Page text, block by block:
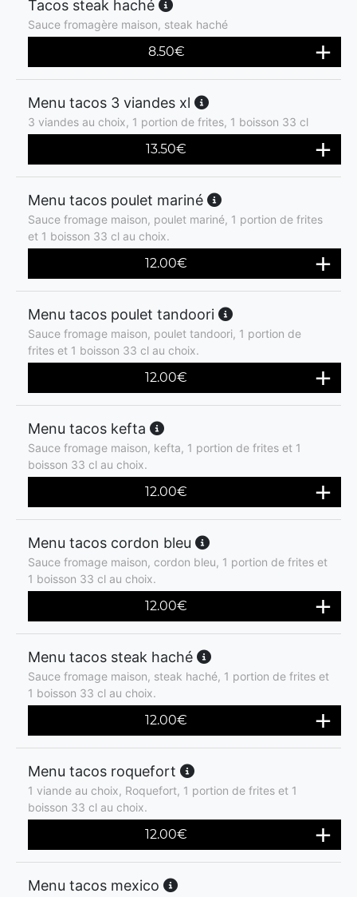
Tacos steak haché
Sauce fromagère maison, steak haché
8.50€
Menu tacos 3 viandes xl
3 viandes au choix, 1 portion de frites, 1 boisson 33 cl
13.50€
Menu tacos poulet mariné
Sauce fromage maison, poulet mariné, 1 portion de frites
et 1 boisson 33 cl au choix.
12.00€
Menu tacos poulet tandoori
Sauce fromage maison, poulet tandoori, 1 portion de
frites et 1 boisson 33 cl au choix.
12.00€
Menu tacos kefta
Sauce fromage maison, kefta, 1 portion de frites et 1
boisson 33 cl au choix.
12.00€
Menu tacos cordon bleu
Sauce fromage maison, cordon bleu, 1 portion de frites et
1 boisson 33 cl au choix.
12.00€
Menu tacos steak haché
Sauce fromage maison, steak haché, 1 portion de frites et
1 boisson 33 cl au choix.
12.00€
Menu tacos roquefort
1 viande au choix, Roquefort, 1 portion de frites et 1
boisson 33 cl au choix.
12.00€
Menu tacos mexico